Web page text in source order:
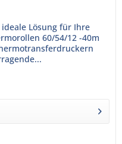
Lösung für Ihre
60/54/12 -40m